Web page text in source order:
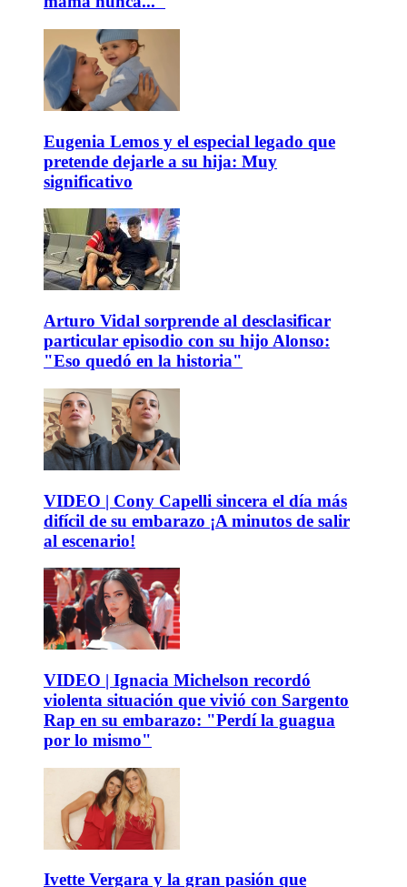
Eugenia Lemos y el especial legado que
pretende dejarle a su hija: Muy
significativo
Arturo Vidal sorprende al desclasificar
particular episodio con su hijo Alonso:
"Eso quedó en la historia"
VIDEO | Cony Capelli sincera el día más
difícil de su embarazo ¡A minutos de salir
al escenario!
VIDEO | Ignacia Michelson recordó
violenta situación que vivió con Sargento
Rap en su embarazo: "Perdí la guagua
por lo mismo"
Ivette Vergara y la gran pasión que